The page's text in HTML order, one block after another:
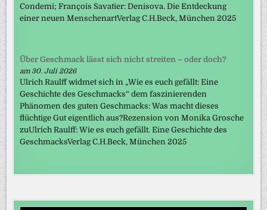
Condemi; François Savatier: Denisova. Die Entdeckung
einer neuen MenschenartVerlag C.H.Beck, München 2025
Über Geschmack lässt sich nicht streiten – oder doch?
am 30. Juli 2026
Ulrich Raulff widmet sich in „Wie es euch gefällt: Eine
Geschichte des Geschmacks“ dem faszinierenden
Phänomen des guten Geschmacks: Was macht dieses
flüchtige Gut eigentlich aus?Rezension von Monika Grosche
zuUlrich Raulff: Wie es euch gefällt. Eine Geschichte des
GeschmacksVerlag C.H.Beck, München 2025